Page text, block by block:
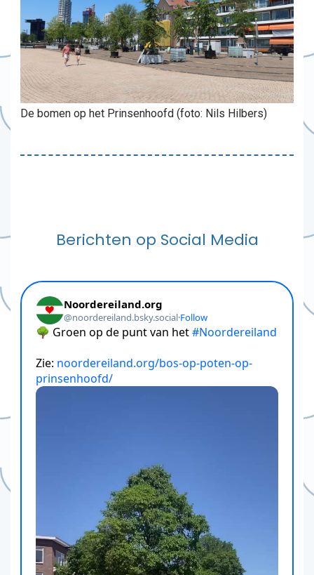
De bomen op het Prinsenhoofd (foto: Nils Hilbers)
Berichten op Social Media